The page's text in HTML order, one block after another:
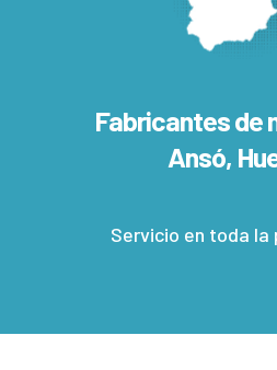
Fabricantes de
Ansó,
Servicio en toda la